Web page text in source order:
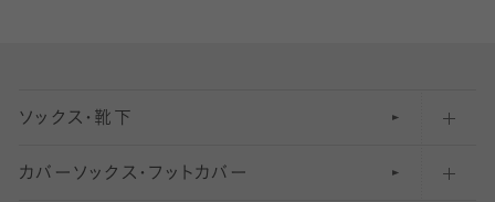
ソックス・靴下
五本指ソックス・靴下
カバーソックス・フットカバー